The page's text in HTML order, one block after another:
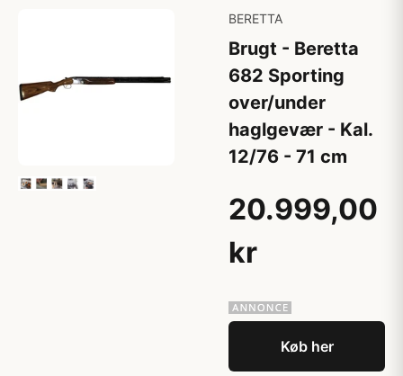
BERETTA
Brugt - Beretta
682 Sporting
over/under
haglgevær - Kal.
12/76 - 71 cm
20.999,00
kr
Køb her